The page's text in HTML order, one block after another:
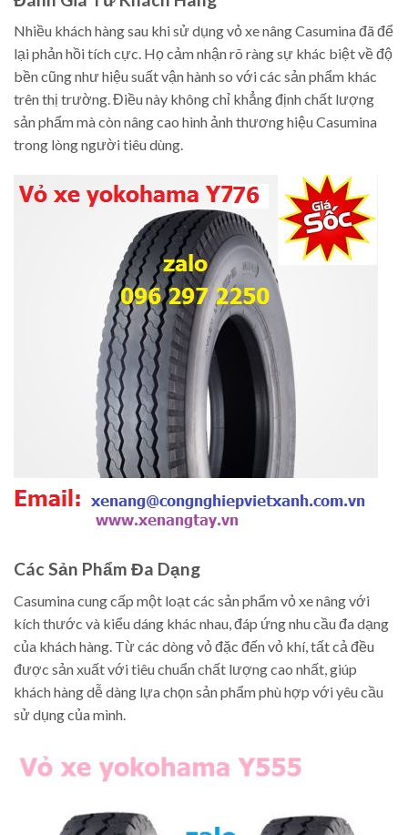
Nhiều khách hàng sau khi sử dụng vỏ xe nâng Casumina đã để
lại phản hồi tích cực. Họ cảm nhận rõ ràng sự khác biệt về độ
bền cũng như hiệu suất vận hành so với các sản phẩm khác
trên thị trường. Điều này không chỉ khẳng định chất lượng
sản phẩm mà còn nâng cao hình ảnh thương hiệu Casumina
trong lòng người tiêu dùng.
Các Sản Phẩm Đa Dạng
Casumina cung cấp một loạt các sản phẩm vỏ xe nâng với
kích thước và kiểu dáng khác nhau, đáp ứng nhu cầu đa dạng
của khách hàng. Từ các dòng vỏ đặc đến vỏ khí, tất cả đều
được sản xuất với tiêu chuẩn chất lượng cao nhất, giúp
khách hàng dễ dàng lựa chọn sản phẩm phù hợp với yêu cầu
sử dụng của mình.